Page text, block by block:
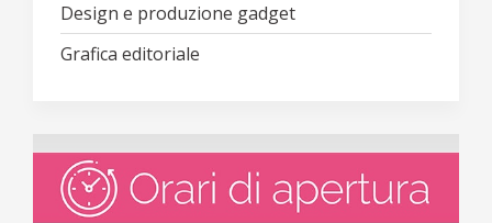
Design e produzione gadget
Grafica editoriale